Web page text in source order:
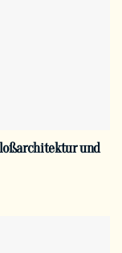
und